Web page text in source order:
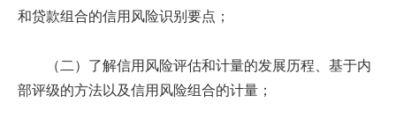
和贷款组合的信用风险识别要点；
（二）了解信用风险评估和计量的发展历程、基于内
部评级的方法以及信用风险组合的计量；